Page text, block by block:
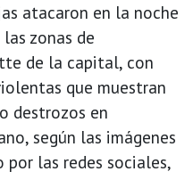
atacaron en la noche
zonas de
de la capital, con
que muestran
destrozos en
según las imágenes
las redes sociales,